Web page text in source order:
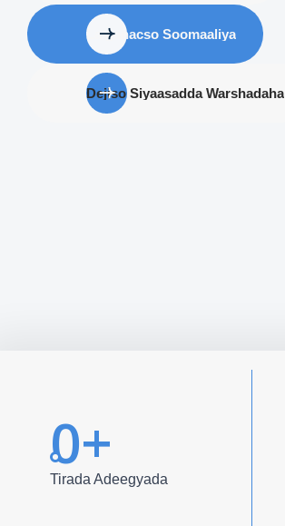
La ganacso Soomaaliya
Dejiso Siyaasadda Warshadaha
0+
Tirada Adeegyada